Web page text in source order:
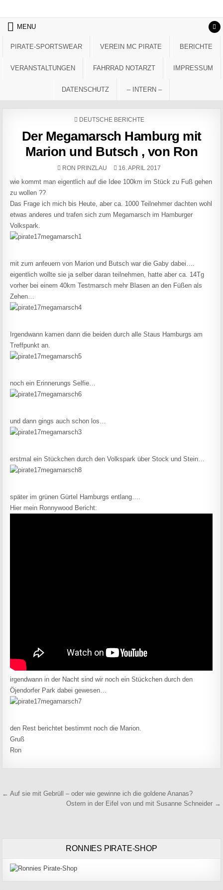
MENU
PIRATE-SPORTSWEAR VEREIN MC PIRATE BERICHTE
VERANSTALTUNGEN FAHRRAD NOTARZT IMPRESSUM
DATENSCHUTZ – INTERN –
POSTED IN
DEUTSCHE BERICHTE
Der Megamarsch Hamburg mit
Marion und Butsch , von Ron
AUTHOR:
RON PRINZLAU PUBLISHED DATE:
16. APRIL 2017
wie kommt man eigentlich auf die Idee 100km im Stück zu Fuß gehen
zu wollen ??
Das Frage ich mich bis Heute, aber ca. 1000 Teilnehmer dachten wohl
etwas anderes und trafen sich zum Megamarsch im Hamburger
Volkspark.
mit zum anfeuern von Marion und Butsch war die Gaby dabei….
eigentlich wollte sie ja selber daran teilnehmen, hatte aber ca. 14Tg
vorher bei einem 40km Testmarsch mehr Blasen an den Füßen als
Zehen…
Irgendwann kamen dann die beiden durch alle Staus Hamburgs am
Treffpunkt an.
noch ein Erinnerungs Selfie…
und dann gings auch schon los…
erstmal ein Stückchen durch den Volkspark über Stock und Stein…
später im grünen Gürtel Hamburgs entlang….
Hier mein Ronnywood Bericht:
irgendwann in der Nacht sind wir noch ein Stückchen durch den
Öjendorfer Park dabei gewesen…
den Rest berichtet bestimmt noch die Marion.
Gruß
Ron
Beitragsnavigation
← Auf sie mit Gebrüll – oder wie gewinne ich die goldene Ananas?
Ostern in der Eifel von und mit Susanne Schneider →
RONNIES PIRATE-SHOP